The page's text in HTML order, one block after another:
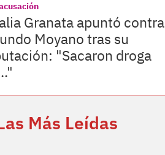
Granata apuntó contra
Moyano tras su
"Sacaron droga
Más Leídas